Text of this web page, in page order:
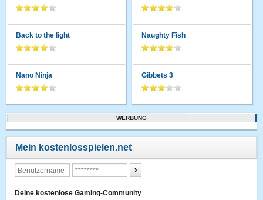
Back to the light
Nano Ninja
Naughty Fish
Gibbets 3
WERBUNG
Mein kostenlosspielen.net
Deine kostenlose Gaming-Community